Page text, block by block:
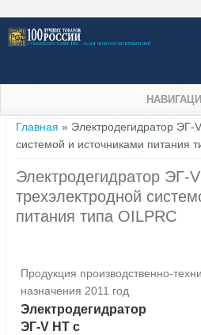
Вы здесь
Главная » Электродегидратор ЭГ-
системой и источниками питания
Электродегидратор ЭГ-
трехэлектродной
питания типа OILPRC
Продукция производственно-
назначения 2011 год
Электродегидратор
ЭГ-V НТ с